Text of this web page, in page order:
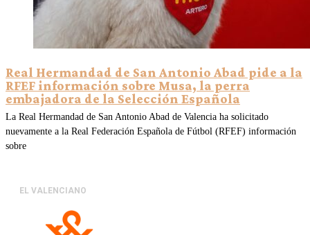
Real Hermandad de San Antonio Abad pide a la
RFEF información sobre Musa, la perra
embajadora de la Selección Española
La Real Hermandad de San Antonio Abad de Valencia ha solicitado
nuevamente a la Real Federación Española de Fútbol (RFEF) información
sobre
EL VALENCIANO